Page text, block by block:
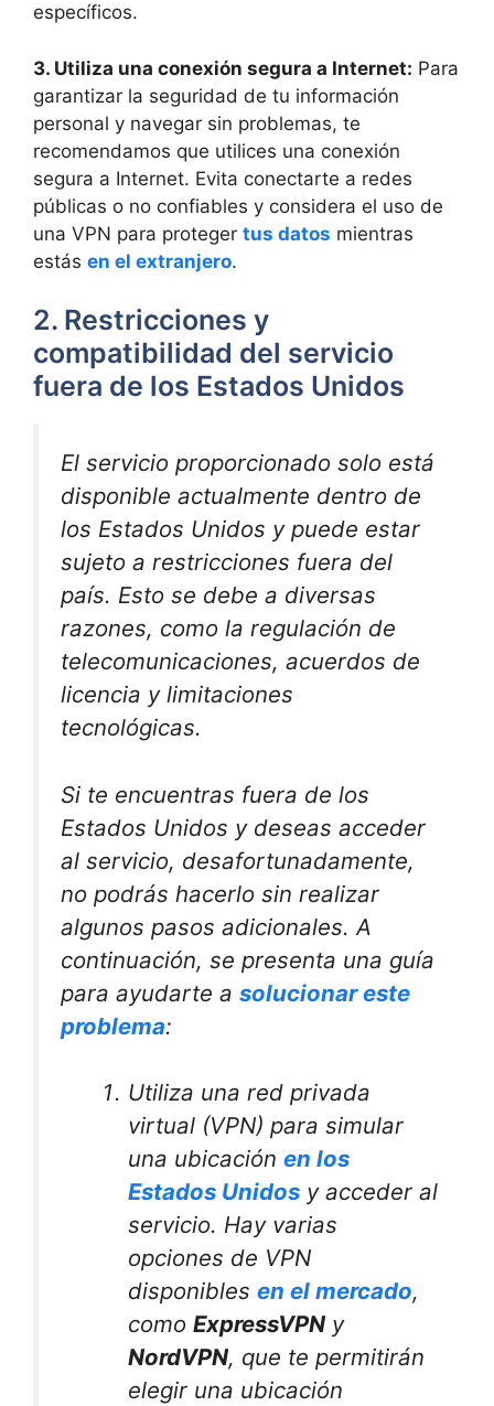
específicos.
3. Utiliza una conexión segura a Internet: Para
garantizar la seguridad de tu información
personal y navegar sin problemas, te
recomendamos que utilices una conexión
segura a Internet. Evita conectarte a redes
públicas o no confiables y considera el uso de
una VPN para proteger tus datos mientras
estás en el extranjero.
2. Restricciones y
compatibilidad del servicio
fuera de los Estados Unidos
El servicio proporcionado solo está
disponible actualmente dentro de
los Estados Unidos y puede estar
sujeto a restricciones fuera del
país. Esto se debe a diversas
razones, como la regulación de
telecomunicaciones, acuerdos de
licencia y limitaciones
tecnológicas.
Si te encuentras fuera de los
Estados Unidos y deseas acceder
al servicio, desafortunadamente,
no podrás hacerlo sin realizar
algunos pasos adicionales. A
continuación, se presenta una guía
para ayudarte a solucionar este
problema:
Utiliza una red privada
virtual (VPN) para simular
una ubicaciónen los
Estados Unidos y acceder al
servicio. Hay varias
opciones de VPN
disponiblesen el mercado,
comoExpressVPNy
NordVPN, que te permitirán
elegir una ubicación